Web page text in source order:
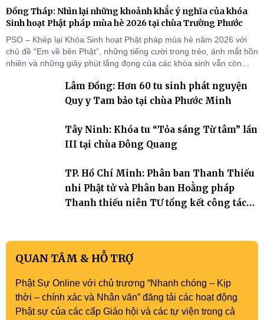
Đồng Tháp: Nhìn lại những khoảnh khắc ý nghĩa của khóa
Sinh hoạt Phật pháp mùa hè 2026 tại chùa Trường Phước
PSO – Khép lại Khóa Sinh hoạt Phật pháp mùa hè năm 2026 với
chủ đề “Em về bên Phật”, những tiếng cười trong trẻo, ánh mắt hồn
nhiên và những giây phút lắng đọng của các khóa sinh vẫn còn
Tháp). Những tuần tu học ngắn ngủi nhưng đã trở thành hành
trang quý báu, gieo những hạt giống thiện l
Lâm Đồng: Hơn 60 tu sinh phát nguyện
Quy y Tam bảo tại chùa Phước Minh
Tây Ninh: Khóa tu “Tỏa sáng Từ tâm” lần
III tại chùa Đông Quang
TP. Hồ Chí Minh: Phân ban Thanh Thiếu
nhi Phật tử và Phân ban Hoằng pháp
Thanh thiếu niên TƯ tổng kết công tác
QUAN TÂM & HỖ TRỢ
Phật Sự Online với chủ trương “Nhanh chóng – Kịp
thời – chính xác và Nhân văn” đăng tải các hoạt động
Phật sự của các cấp Giáo hội và các tự viện trong cả